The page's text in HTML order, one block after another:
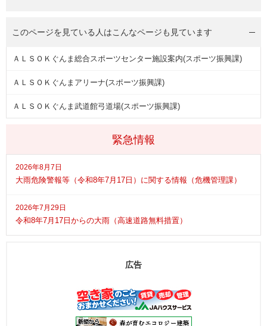
緊急情報
2026年8月7日
大雨危険警報等（令和8年7月17日）に関する情報（危機管理課）
2026年7月29日
令和8年7月17日からの大雨（高速道路無料措置）
このページを見ている人はこんなページも見ています
ＡＬＳＯＫぐんま総合スポーツセンター施設案内(スポーツ振興課)
ＡＬＳＯＫぐんまアリーナ(スポーツ振興課)
ＡＬＳＯＫぐんま武道館弓道場(スポーツ振興課)
広告